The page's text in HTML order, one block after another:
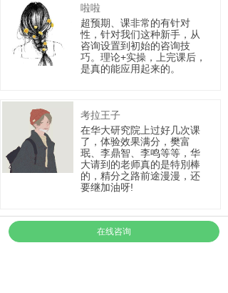
啦啦
超预期、课非常的有针对
性，针对我们这种新手，从
咨询设置到初始的咨询技
巧。理论+实操，上完课后，
是真的能应用起来的。
考拉王子
在华大研究院上过好几次课
了，体验效果满分，樊富
珉、李鼎智、李鸣等等，华
大请到的老师真的是特別棒
的，精分之路前途漫漫，还
要继加油呀!
pollool在线咨询